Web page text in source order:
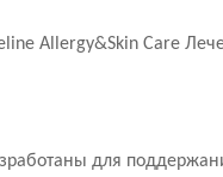
Allergy&Skin Care
для